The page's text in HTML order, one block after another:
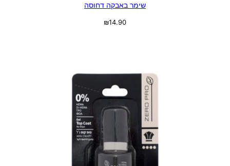
שימר באבקה דחוסה
₪14.90